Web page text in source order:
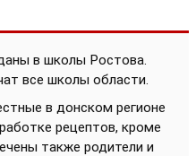
в школы Ростова.
все школы области.
в донском регионе
рецептов, кроме
также родители и